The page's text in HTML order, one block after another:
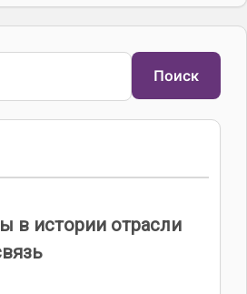
Поиск
в истории отрасли